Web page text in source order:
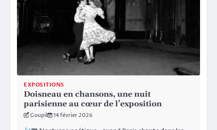
EXPOSITIONS
Doisneau en chansons, une nuit
parisienne au cœur de l’exposition
Goupil 14 février 2026